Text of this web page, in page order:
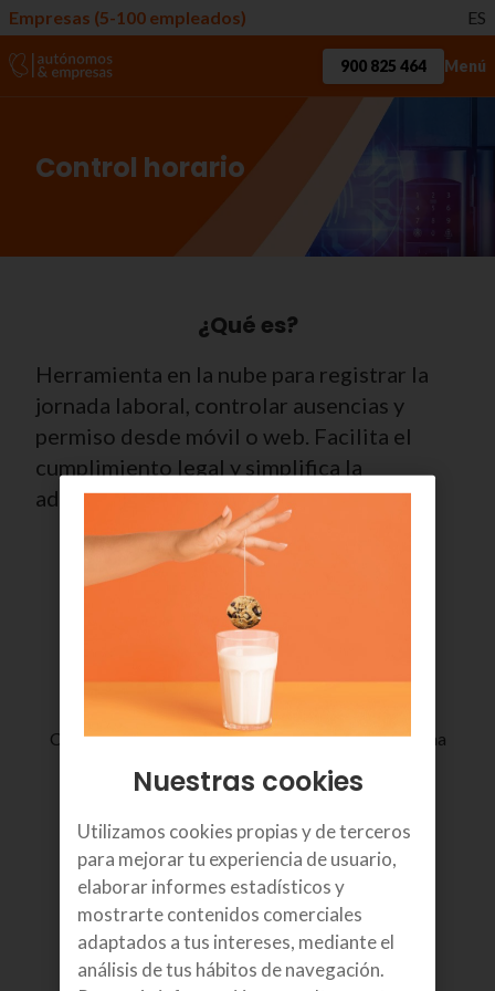
Empresas (5-100 empleados) ES
900 825 464 Menú
Control horario
¿Qué es?
Herramienta en la nube para registrar la
jornada laboral, controlar ausencias y
permiso desde móvil o web. Facilita el
cumplimiento legal y simplifica la
administración del equipo.
Cumplimiento legal garantizado: registra y almacena
la jornada laboral hasta 4 años.
Nuestras cookies
Utilizamos cookies propias y de terceros
para mejorar tu experiencia de usuario,
elaborar informes estadísticos y
mostrarte contenidos comerciales
adaptados a tus intereses, mediante el
análisis de tus hábitos de navegación.